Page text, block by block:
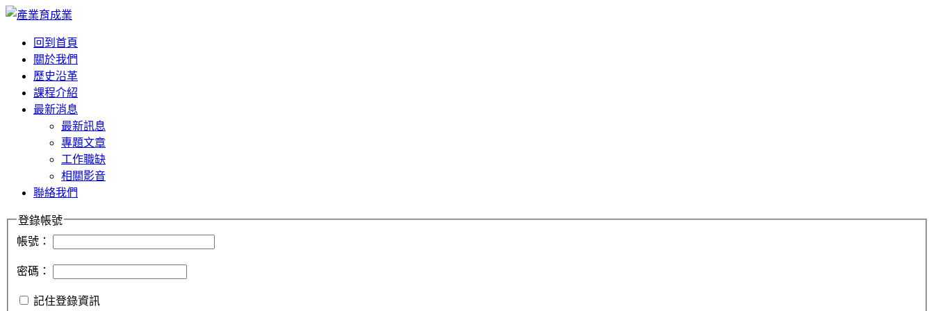
回到首頁
關於我們
歷史沿革
課程介紹
最新消息
最新訊息
專題文章
工作職缺
相關影音
聯絡我們
登錄帳號
帳號：
密碼：
記住登錄資訊